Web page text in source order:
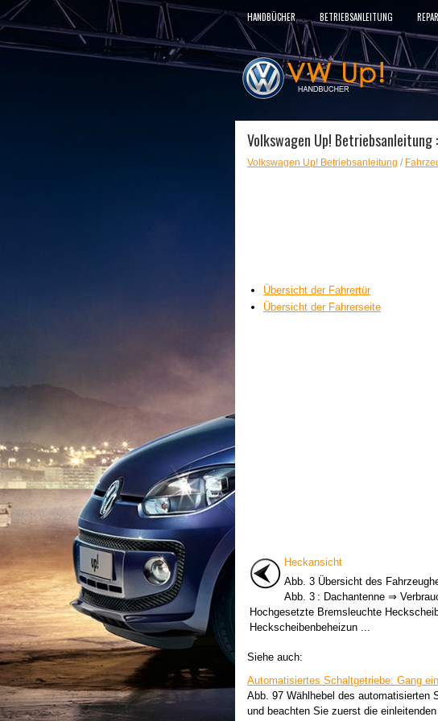
HANDBÜCHER BETRIEBSANLEITUNG
Volkswagen Up! Betriebsanleitung
Volkswagen Up! Betriebsanleitung /
Übersicht der Fahrertür
Übersicht der Fahrerseite
Heckansicht
Abb. 3 Übersicht des
Abb. 3 : Dachantenne ⇒
Hochgesetzte Bremsleuchte
Heckscheibenbeheizun ...
Siehe auch:
Automatisiertes Schaltgetriebe: Gang
Abb. 97 Wählhebel des automatisierten
und beachten Sie zuerst die